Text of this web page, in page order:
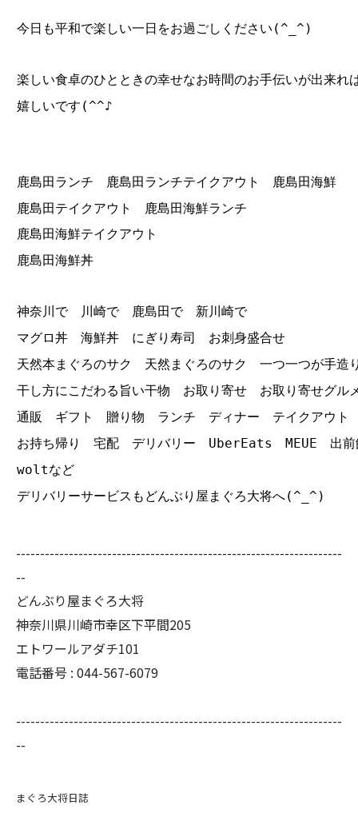
今日も平和で楽しい一日をお過ごしください(^_^)
楽しい食卓のひとときの幸せなお時間のお手伝いが出来れ
嬉しいです(^^♪
鹿島田ランチ 鹿島田ランチテイクアウト 鹿島田海鮮
鹿島田テイクアウト 鹿島田海鮮ランチ
鹿島田海鮮テイクアウト
鹿島田海鮮丼
神奈川で 川崎で 鹿島田で 新川崎で
マグロ丼 海鮮丼 にぎり寿司 お刺身盛合せ
天然本まぐろのサク 天然まぐろのサク 一つ一つが手造
干し方にこだわる旨い干物 お取り寄せ お取り寄せグル
通販 ギフト 贈り物 ランチ ディナー テイクアウト
お持ち帰り 宅配 デリバリー UberEats MEUE 出前
woltなど
デリバリーサービスもどんぶり屋まぐろ大将へ(^_^)
--------------------------------------------------------------------
--
どんぶり屋まぐろ大将
神奈川県川崎市幸区下平間205
エトワールアダチ101
電話番号 : 044-567-6079
--------------------------------------------------------------------
--
まぐろ大将日誌